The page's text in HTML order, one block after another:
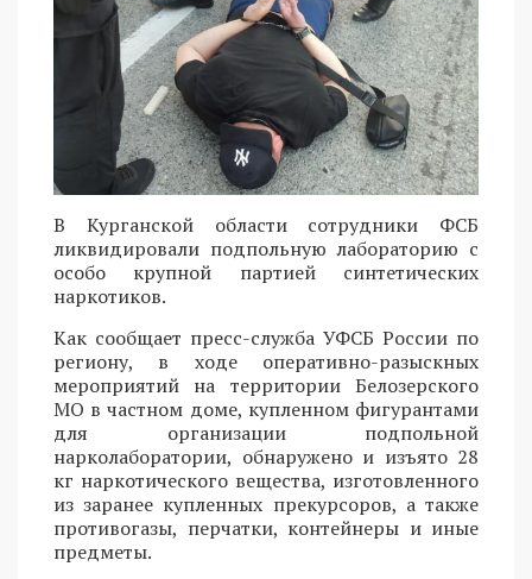
В Курганской области сотрудники ФСБ
ликвидировали подпольную лабораторию с
особо крупной партией синтетических
наркотиков.
Как сообщает пресс-служба УФСБ России по
региону, в ходе оперативно-разыскных
мероприятий на территории Белозерского
МО в частном доме, купленном фигурантами
для организации подпольной
нарколаборатории, обнаружено и изъято 28
кг наркотического вещества, изготовленного
из заранее купленных прекурсоров, а также
противогазы, перчатки, контейнеры и иные
предметы.